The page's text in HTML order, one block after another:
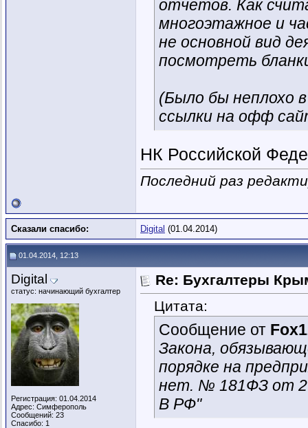
отчетов. Как
многоэтажное и
не основной вид
посмотреть
(Было бы неплохо
ссылки на офф
НК Российской
Последний раз
Сказали спасибо: Digital (01.04.2014)
01.04.2014, 12:13
Digital
статус: начинающий бухгалтер
Регистрация: 01.04.2014
Адрес: Симферополь
Сообщений: 23
Спасибо: 1
Re: Бухгалтеры
Цитата:
Сообщение от
Закона,
порядке на
нет. № 181ФЗ от
В РФ"